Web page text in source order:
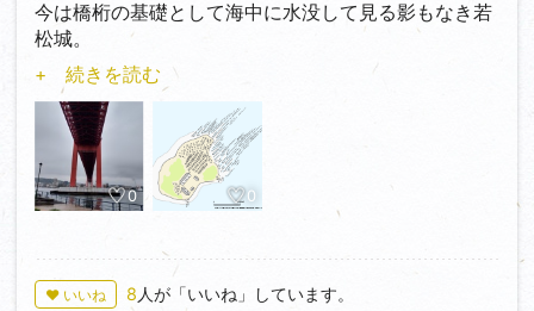
今は橋桁の基礎として海中に水没して見る影もなき若
松城。
小田村、竹内と続き三宅若狭守を最後に廃城。
+ 続きを読む
0 0
♥ いいね 8 人が「いいね」しています。